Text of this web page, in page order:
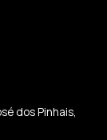
dos Pinhais,